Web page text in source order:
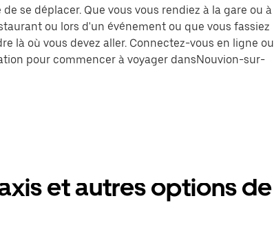
se déplacer. Que vous vous rendiez à la gare ou à
ou lors d'un événement ou que vous fassiez
là où vous devez aller. Connectez-vous en ligne ou
pour commencer à voyager dansNouvion-sur-
et autres options de